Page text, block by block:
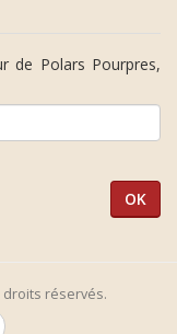
de Polars Pourpres,
droits réservés.